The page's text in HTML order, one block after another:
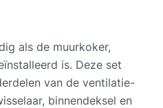
als de muurkoker,
is. Deze set
van de ventilatie-
binnendeksel en